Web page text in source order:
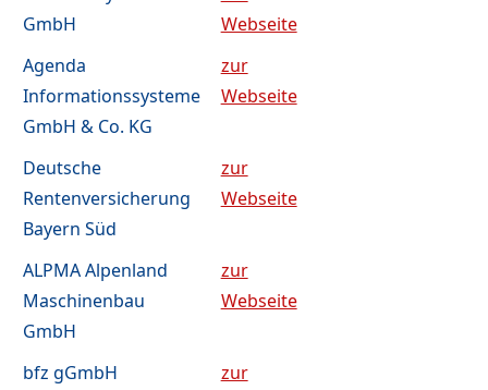
GmbH
Webseite
Agenda
Informationssysteme
GmbH & Co. KG
zur
Webseite
Deutsche
Rentenversicherung
Bayern Süd
zur
Webseite
ALPMA Alpenland
Maschinenbau
GmbH
zur
Webseite
bfz gGmbH
zur